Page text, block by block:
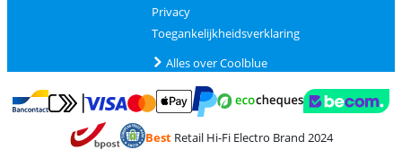
Privacy
Toegankelijkheidsverklaring
Alles over Coolblue
Betalen met Bancontact
Betalen met MasterCard en Visa via ClickToPay
Betalen met PayPal
BestRetail Hi-Fi Electro Brand 2024